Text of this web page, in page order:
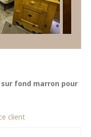
fond marron pour
client